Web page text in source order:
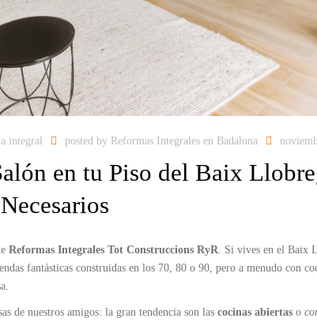
DE UNA
REFORMA INTEGRAL DE TU
LOS COLORES
UNA OFICINA
integral posted by Reformas Integrales en Badalona
en tu Piso del Baix
Reformas Integrales Tot Construccions RyR. Si vives en el Baix
fantásticas construidas en los 70, 80 o 90, pero a menudo con
de nuestros amigos: la gran tendencia son las cocinas abiertas o